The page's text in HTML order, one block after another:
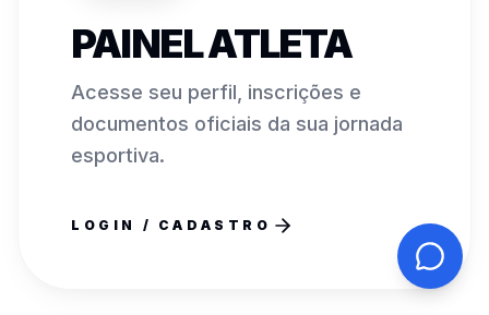
PAINEL ATLETA
Acesse seu perfil, inscrições e
documentos oficiais da sua jornada
esportiva.
LOGIN / CADASTRO